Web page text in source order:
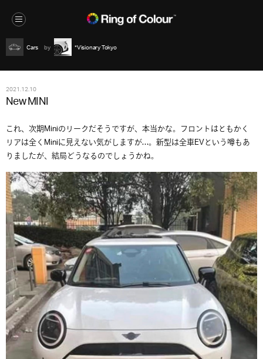
Cars *Visionary Tokyo
2021.12.10
New MINI
これ、次期Miniのリークだそうですが、本当かな。フロントはともかく
リアは全くMiniに見えない気がしますが…。新型は全車EVという噂もあ
りましたが、結局どうなるのでしょうかね。